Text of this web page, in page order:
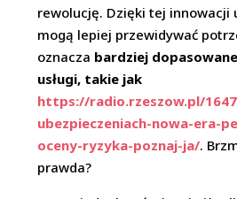
rewolucję. Dzięki tej innowacji
mogą lepiej przewidywać
oznacza bardziej
usługi, takie jak
https://radio.rzeszow.pl/
ubezpieczeniach-nowa-era-
oceny-ryzyka-poznaj-ja/.
prawda?